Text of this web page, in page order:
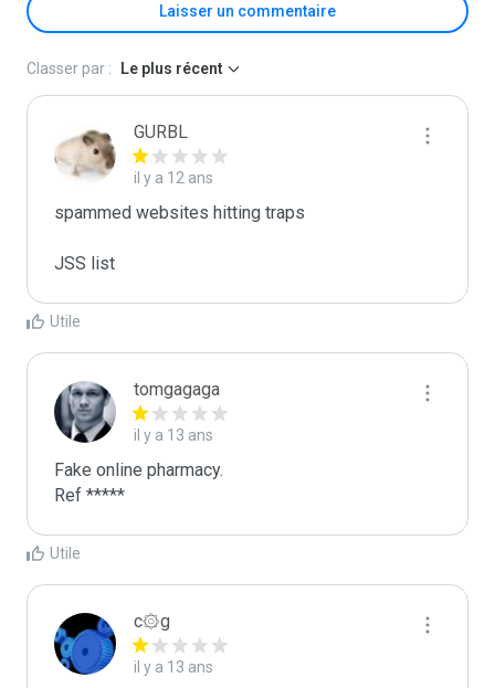
Laisser un commentaire
Classer par : Le plus récent
GURBL
il y a 12 ans
spammed websites hitting traps
JSS list
Utile
tomgagaga
il y a 13 ans
Fake online pharmacy.
Ref *****
Utile
c۞g
il y a 13 ans